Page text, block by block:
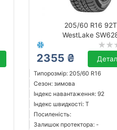
205/60 R16 92T
WestLake
2355 ₴
Типорозмір: 205/60 R16
Сезон: зимова
Індекс навантаження: 92
Індекс швидкості: T
Посиленість:
Залишок протектора: -